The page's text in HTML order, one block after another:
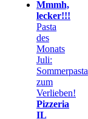
Mmmh,
lecker!!!
Pasta
des
Monats
Juli:
Sommerpasta
zum
Verlieben!
Pizzeria
IL